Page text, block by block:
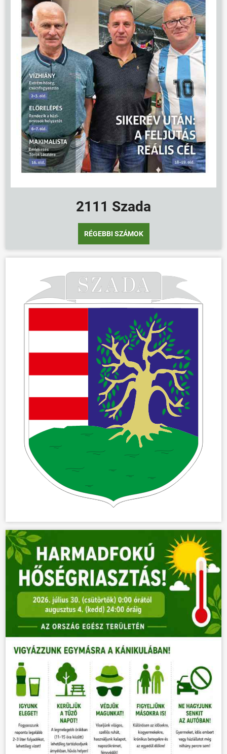
ÖNKORMÁNYZAT
ÜGYINTÉZÉS
KÖZÖSSÉG
HÍREK
VÁLASZTÁSOK
2111 Szada
RÉGEBBI SZÁMOK